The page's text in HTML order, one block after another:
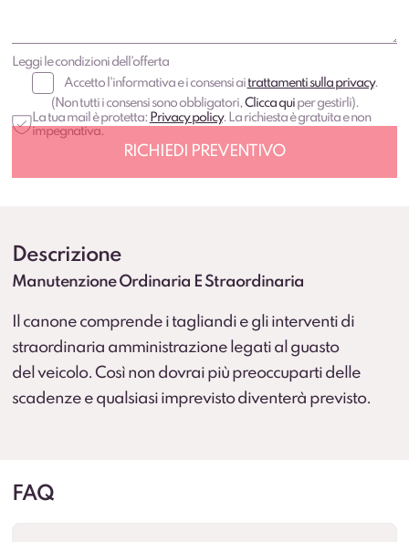
Leggi le condizioni dell'offerta
Accetto l'informativa e i consensi aitrattamenti sulla privacy.
(Non tutti i consensi sono obbligatori,Clicca quiper gestirli).
La tua mail è protetta: Privacy policy. La richiesta è gratuita e non
impegnativa.
Descrizione
Manutenzione Ordinaria E Straordinaria
Il canone comprende i tagliandi e gli interventi di
straordinaria amministrazione legati al guasto
del veicolo. Così non dovrai più preoccuparti delle
scadenze e qualsiasi imprevisto diventerà previsto.
FAQ